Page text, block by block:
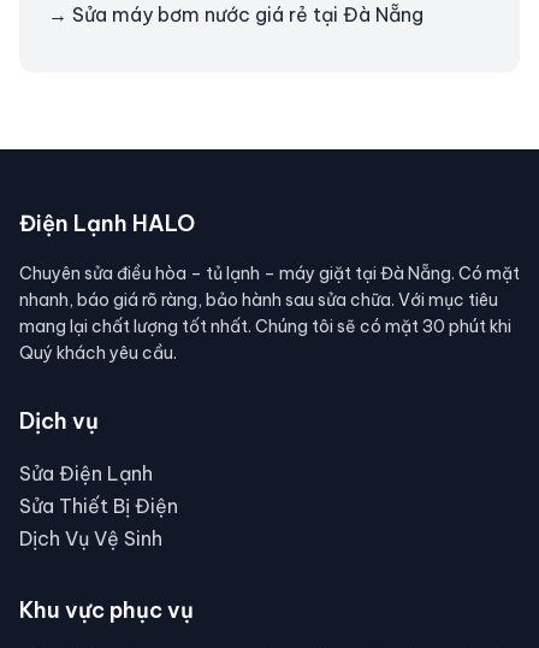
→ Sửa máy bơm nước giá rẻ tại Đà Nẵng
Điện Lạnh HALO
Chuyên sửa điều hòa – tủ lạnh – máy giặt tại Đà Nẵng. Có mặt
nhanh, báo giá rõ ràng, bảo hành sau sửa chữa. Với mục tiêu
mang lại chất lượng tốt nhất. Chúng tôi sẽ có mặt 30 phút khi
Quý khách yêu cầu.
Dịch vụ
Sửa Điện Lạnh
Sửa Thiết Bị Điện
Dịch Vụ Vệ Sinh
Khu vực phục vụ